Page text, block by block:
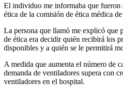
El individuo me informaba que fueron
ética de la comisión de ética médica de
La persona que llamó me explicó que
de ética era decidir quién recibirá los
disponibles y a quién se le permitirá
A medida que aumenta el número de
demanda de ventiladores supera con
ventiladores en el hospital.